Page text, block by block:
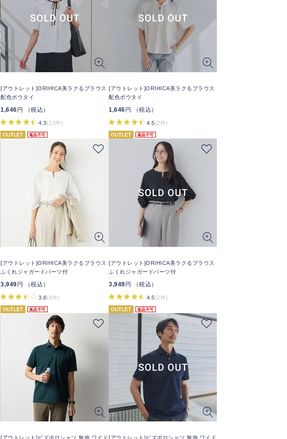
[アウトレット]ORIHICA美ラクるブラウス
配色ボウタイ
1,646 円 （税込）
4.3(12件)
[アウトレット]ORIHICA美ラクるブラウス
配色ボウタイ
1,646 円 （税込）
4.5(2件)
返品不可
[アウトレット]ORIHICA美ラクるブラウス
ふくれジャガードパーツ付
3,949 円 （税込）
3.8(4件)
返品不可
[アウトレット]ORIHICA美ラクるブラウス
ふくれジャガードパーツ付
3,949 円 （税込）
4.5(2件)
返品不可
[アウトレット]ビズポロシャツ 無地 ワイド
返品不可
[アウトレット]ビズポロシャツ 無地 ワイド